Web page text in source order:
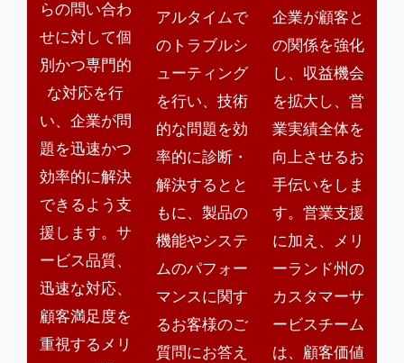
らの問い合わ
せに対して個
別かつ専門的
な対応を行
い、企業が問
題を迅速かつ
効率的に解決
できるよう支
援します。サ
ービス品質、
迅速な対応、
顧客満足度を
重視するメリ
アルタイムで
のトラブルシ
ューティング
を行い、技術
的な問題を効
率的に診断・
解決するとと
もに、製品の
機能やシステ
ムのパフォー
マンスに関す
るお客様のご
質問にお答え
企業が顧客と
の関係を強化
し、収益機会
を拡大し、営
業実績全体を
向上させるお
手伝いをしま
す。営業支援
に加え、メリ
ーランド州の
カスタマーサ
ービスチーム
は、顧客価値